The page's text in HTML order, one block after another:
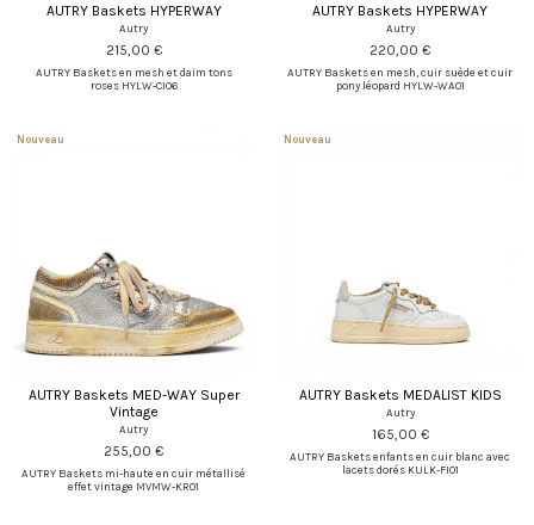
AUTRY Baskets HYPERWAY
Autry
215,00 €
AUTRY Baskets en mesh et daim tons
roses HYLW-CI06
AUTRY Baskets HYPERWAY
Autry
220,00 €
AUTRY Baskets en mesh, cuir suède et cuir
pony léopard HYLW-WA01
Nouveau
AUTRY Baskets MED-WAY Super
Vintage
Autry
255,00 €
AUTRY Baskets mi-haute en cuir métallisé
effet vintage MVMW-KR01
Nouveau
AUTRY Baskets MEDALIST KIDS
Autry
165,00 €
AUTRY Baskets enfants en cuir blanc avec
lacets dorés KULK-FI01